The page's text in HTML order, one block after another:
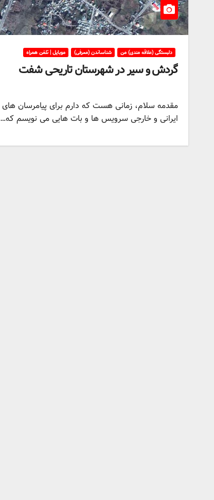
دلبستگی (علاقه مندی) من شناساندن (معرفی) موبایل | تلفن همراه
گردش و سیر در شهرستان تاریحی شفت
مقدمه سلام، زمانی هست که دارم برای پیامرسان های
ایرانی و خارجی سرویس ها و بات هایی می نویسم که…